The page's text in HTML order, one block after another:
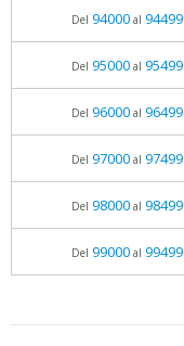
Del 94000al 94499
Del 95000al 95499
Del 96000al 96499
Del 97000al 97499
Del 98000al 98499
Del 99000al 99499